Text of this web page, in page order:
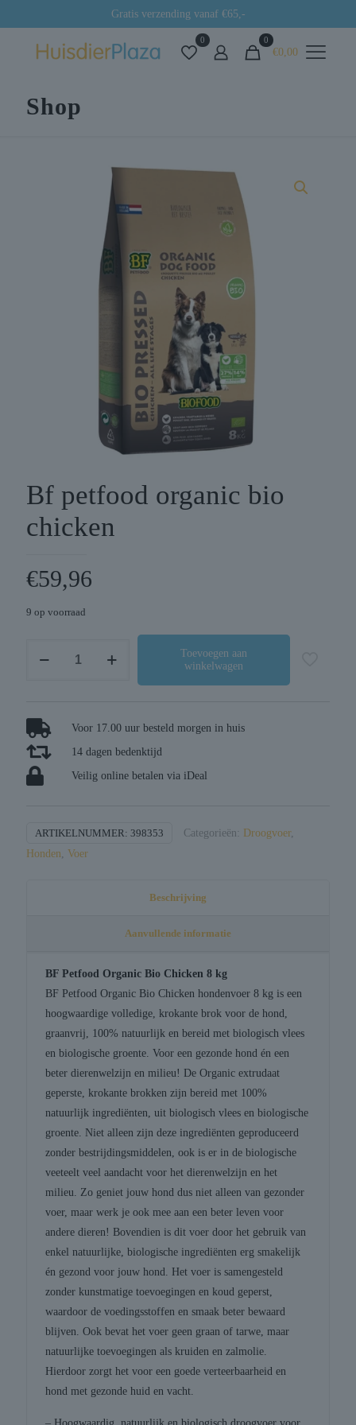
Gratis verzending vanaf €65,-
0 0
€0,00
Shop
Bf petfood organic bio
chicken
€59,96
9 op voorraad
chicken
aantal
Toevoegen aan
winkelwagen
Voor 17.00 uur besteld morgen in huis
14 dagen bedenktijd
Veilig online betalen via iDeal
ARTIKELNUMMER: 398353 Categorieën: Droogvoer,
Honden, Voer
Beschrijving
Aanvullende informatie
BF Petfood Organic Bio Chicken 8 kg
BF Petfood Organic Bio Chicken hondenvoer 8 kg is een
hoogwaardige volledige, krokante brok voor de hond,
graanvrij, 100% natuurlijk en bereid met biologisch vlees
en biologische groente. Voor een gezonde hond én een
beter dierenwelzijn en milieu! De Organic extrudaat
geperste, krokante brokken zijn bereid met 100%
natuurlijk ingrediënten, uit biologisch vlees en biologische
groente. Niet alleen zijn deze ingrediënten geproduceerd
zonder bestrijdingsmiddelen, ook is er in de biologische
veeteelt veel aandacht voor het dierenwelzijn en het
milieu. Zo geniet jouw hond dus niet alleen van gezonder
voer, maar werk je ook mee aan een beter leven voor
andere dieren! Bovendien is dit voer door het gebruik van
enkel natuurlijke, biologische ingrediënten erg smakelijk
én gezond voor jouw hond. Het voer is samengesteld
zonder kunstmatige toevoegingen en koud geperst,
waardoor de voedingsstoffen en smaak beter bewaard
blijven. Ook bevat het voer geen graan of tarwe, maar
natuurlijke toevoegingen als kruiden en zalmolie.
Hierdoor zorgt het voor een goede verteerbaarheid en
hond met gezonde huid en vacht.